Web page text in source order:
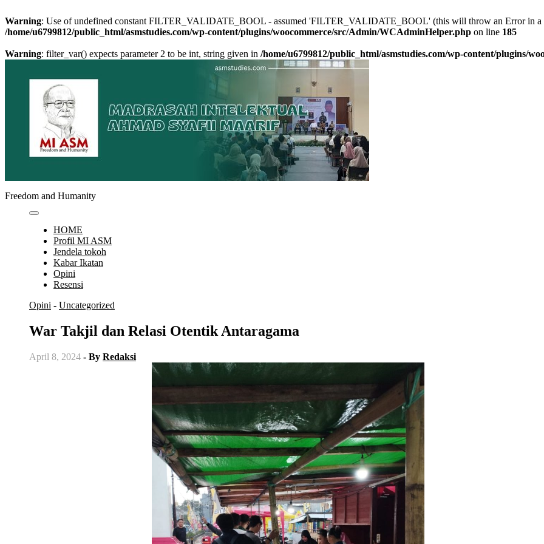
Warning: Use of undefined constant FILTER_VALIDATE_BOOL - assumed 'FILTER_VALIDATE_BOOL' (this will throw an Error in a
/home/u6799812/public_html/asmstudies.com/wp-content/plugins/woocommerce/src/Admin/WCAdminHelper.php on line 185
Warning: filter_var() expects parameter 2 to be int, string given in /home/u6799812/public_html/asmstudies.com/wp-content/plugins/
Freedom and Humanity
HOME
Profil MI ASM
Jendela tokoh
Kabar Ikatan
Opini
Resensi
Opini - Uncategorized
War Takjil dan Relasi Otentik Antaragama
April 8, 2024 - By Redaksi